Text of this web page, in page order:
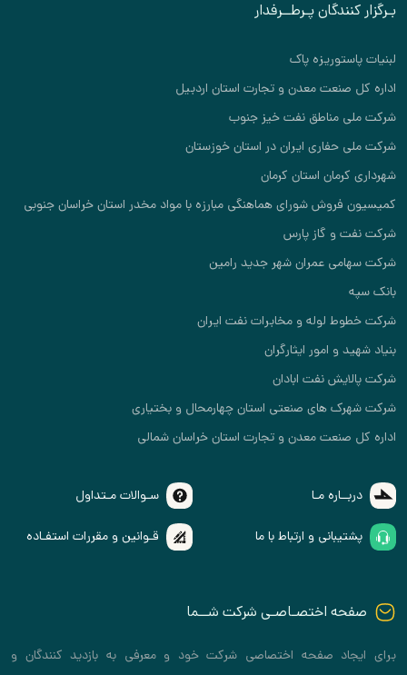
بـرگزار کنندگان پـرطــرفدار
لبنیات پاستوریزه پاک
اداره کل صنعت معدن و تجارت استان اردبیل
شرکت ملی مناطق نفت خیز جنوب
شرکت ملی حفاری ایران در استان خوزستان
شهرداری کرمان استان کرمان
کمیسیون فروش شورای هماهنگی مبارزه با مواد مخدر استان خراسان جنوبی
شرکت نفت و گاز پارس
شرکت سهامی عمران شهر جدید رامین
بانک سپه
شرکت خطوط لوله و مخابرات نفت ایران
بنیاد شهید و امور ایثارگران
شرکت پالایش نفت ابادان
شرکت شهرک های صنعتی استان چهارمحال و بختیاری
اداره کل صنعت معدن و تجارت استان خراسان شمالی
دربــاره مـا سـوالات مـتداول
پشتیبانی و ارتباط با ما قـوانین و مقررات استفـاده
صفحه اختصـاصـی شرکت شــما
برای ایجاد صفحه اختصاصی شرکت خود و معرفی به بازدید کنندگان و